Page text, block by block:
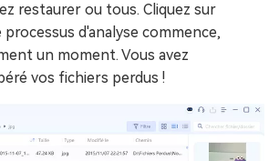
restaurer ou tous. Cliquez sur
d'analyse commence,
un moment. Vous avez
vos fichiers perdus !